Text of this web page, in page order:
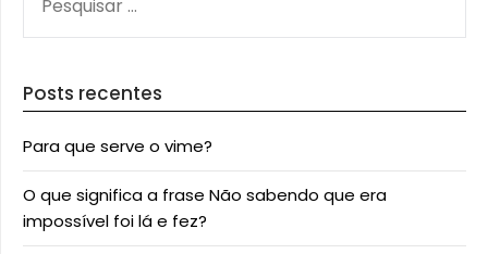
POR:
Posts recentes
Para que serve o vime?
O que significa a frase Não sabendo que era
impossível foi lá e fez?